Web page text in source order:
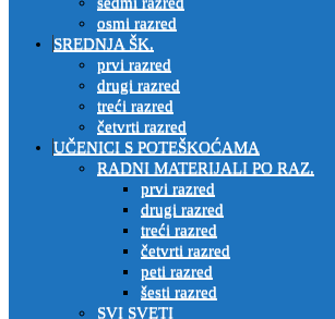
osmi razred
SREDNJA ŠK.
prvi razred
drugi razred
treći razred
četvrti razred
UČENICI S POTEŠKOĆAMA
RADNI MATERIJALI PO RAZ.
prvi razred
drugi razred
treći razred
četvrti razred
peti razred
šesti razred
SVI SVETI